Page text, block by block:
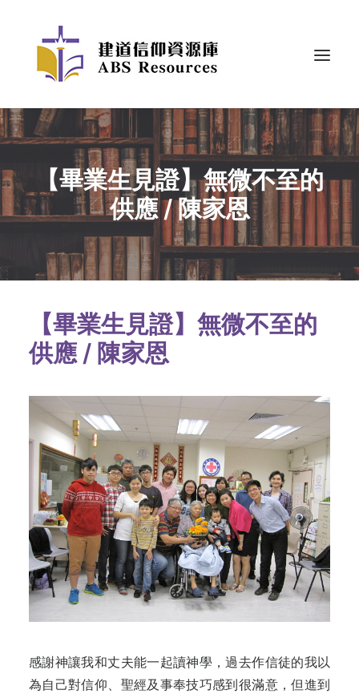
【畢業生見證】無微不至的
供應 / 陳家恩
【畢業生見證】無微不至的
供應 / 陳家恩
感謝神讓我和丈夫能一起讀神學，過去作信徒的我以
為自己對信仰、聖經及事奉技巧感到很滿意，但進到